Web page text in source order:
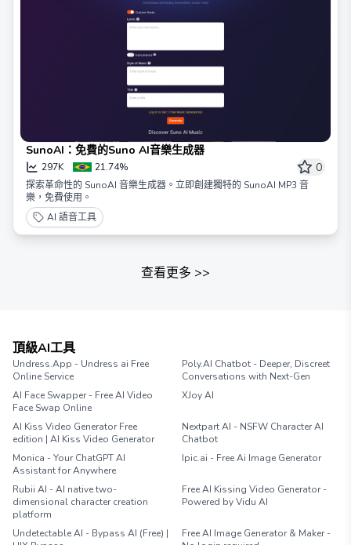
SunoAI：免費的Suno AI音樂生成器
297K 21.74% 0
探索革命性的 SunoAI 音樂生成器。立即創建獨特的 SunoAI MP3 音
樂，免費使用。
AI 語音工具
查看更多 >>
頂級AI工具
Undress.App - Undress ai Free
Online Service
Poly.AI Chatbot - Deeper, Discreet
Conversations with Next-Gen
AI Face Swapper - Free AI Video
Face Swap Online
XJoy AI
AI Kiss Video Generator Free
edition | AI Kiss Video Generator
Nextpart AI - NSFW Character AI
Chatbot
Monica - Your ChatGPT AI
Assistant for Anywhere
Ipic.ai - Free Ai Image Generator
Rubii AI - AI native two-
dimensional character creation
platform
Free AI Kissing Video Generator -
Powered by Vidu AI
Undetectable AI - Bypass AI (Free) |
Free AI Image Generator & Maker -